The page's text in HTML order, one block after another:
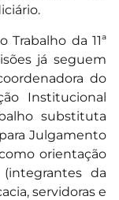
da 11ª
já seguem
do
Institucional
substituta
Julgamento
orientação
da
servidoras e